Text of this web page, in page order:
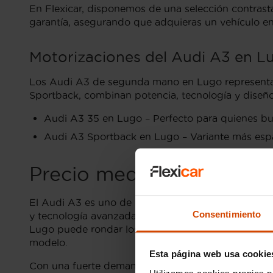
Consentimiento
Esta página web usa
En Flexicar, disponemos de una selección
garantía, asegurando que adquieras un vehículo
Motorizaciones del Audi A3 en
Los Audi A3 de segunda mano en Lugo
Sportback, combinan potencia, tecnología y
Audi A3 35 en Lugo – Perfecto para quienes
Audi A3 Sportback en Lugo – Variante más
Precio medio de los
El Audi A3 es uno de los vehículos compactos
y tecnología avanzada lo convierte en una
Lugo puede rondar los 18,000 a 22,000 euros,
modelo.
Con una fuerte demanda en el mercado de